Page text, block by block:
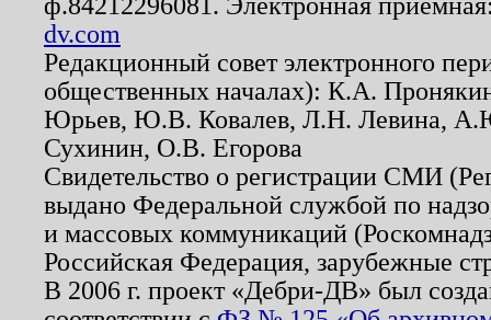
dv.com
Редакционный совет электронного
общественных началах): К.А.
Юрьев, Ю.В. Ковалев, Л.Н. Левина,
Сухинин, О.В. Егорова
Свидетельство о регистрации СМИ
выдано Федеральной службой по
и массовых коммуникаций
Российская Федерация, зарубежные
В 2006 г. проект «Дебри-ДВ» был